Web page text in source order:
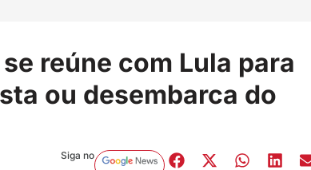
reúne com Lula para
ou desembarca do
Siga no